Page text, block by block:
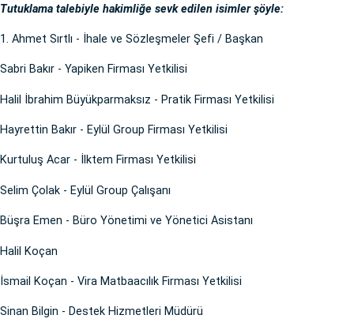
Tutuklama talebiyle hakimliğe sevk edilen isimler şöyle:
1. Ahmet Sırtlı - İhale ve Sözleşmeler Şefi / Başkan
Sabri Bakır - Yapiken Firması Yetkilisi
Halil İbrahim Büyükparmaksız - Pratik Firması Yetkilisi
Hayrettin Bakır - Eylül Group Firması Yetkilisi
Kurtuluş Acar - İlktem Firması Yetkilisi
Selim Çolak - Eylül Group Çalışanı
Büşra Emen - Büro Yönetimi ve Yönetici Asistanı
Halil Koçan
İsmail Koçan - Vira Matbaacılık Firması Yetkilisi
Sinan Bilgin - Destek Hizmetleri Müdürü